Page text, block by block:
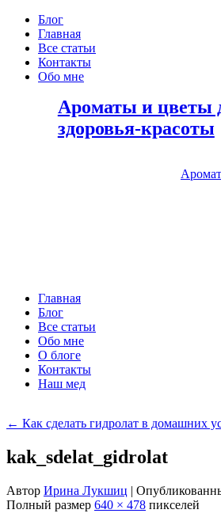
Блог
Главная
Все статьи
Контакты
Обо мне
Ароматы и цветы
здоровья-красоты
Главная
Блог
Все статьи
Обо мне
О блоге
Контакты
Наш мед
← Как сделать гидролат в домашних
kak_sdelat_gidrolat
Автор Ирина Лукшиц |
Полный размер 640 × 478 пикселей